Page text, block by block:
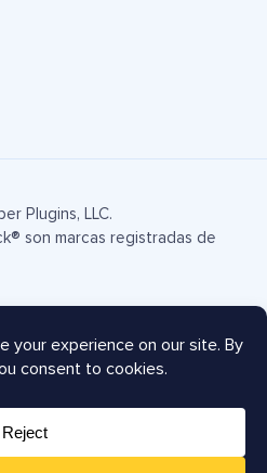
Plugins, LLC.
son marcas registradas de
sitio Cupón AIOSEO